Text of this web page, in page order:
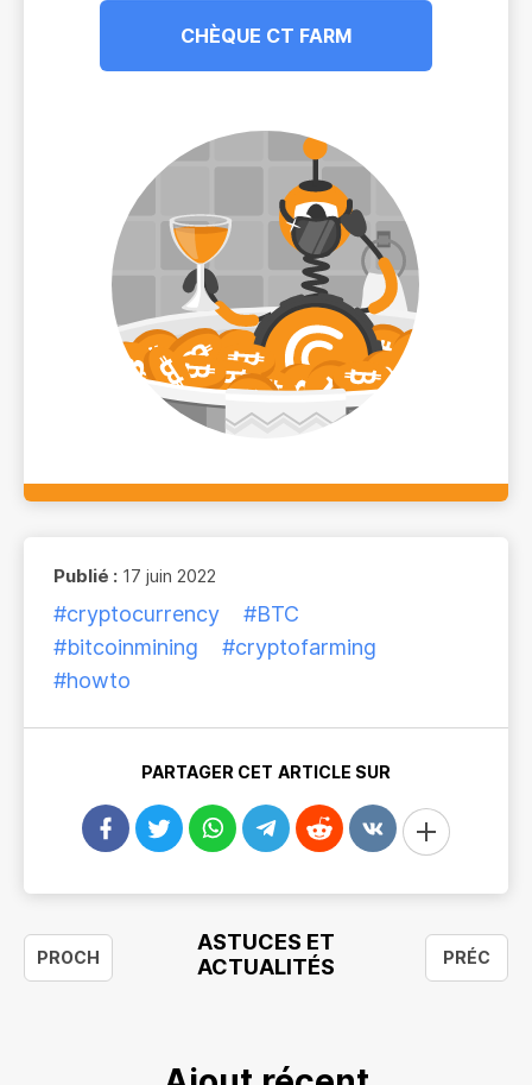
CHÈQUE CT FARM
Publié : 17 juin 2022
#cryptocurrency
#BTC
#bitcoinmining
#cryptofarming
#howto
PARTAGER CET ARTICLE SUR
PROCH
ASTUCES ET
ACTUALITÉS
PRÉC